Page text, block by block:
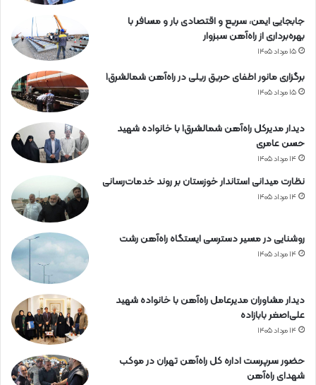
جابجایی ایمن، سریع و اقتصادی بار و مسافر با
بهره‌برداری از راه‌آهن سبزوار
۱۵ مرداد ۱۴۰۵
برگزاری مانور اطفای حریق ریلی در راه‌آهن شمالشرق۱
۱۵ مرداد ۱۴۰۵
دیدار مدیرکل راه‌آهن شمالشرق۱ با خانواده شهید
حسن عامری
۱۴ مرداد ۱۴۰۵
نظارت میدانی استاندار خوزستان بر روند خدمات‌رسانی
۱۴ مرداد ۱۴۰۵
روشنایی در مسیر دسترسی ایستگاه راه‌آهن رشت
۱۴ مرداد ۱۴۰۵
دیدار مشاوران مدیرعامل راه‌آهن با خانواده شهید
علی‌اصغر بابازاده
۱۴ مرداد ۱۴۰۵
حضور سرپرست اداره کل راه‌آهن تهران در موکب
شهدای راه‌آهن